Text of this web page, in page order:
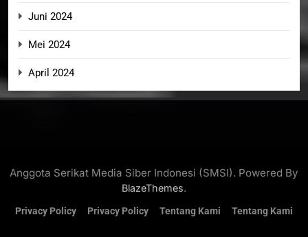
Juni 2024
Mei 2024
April 2024
Anggota Serikat Media Siber Indonesi (SMSI). Powered By
BlazeThemes.
Privacy Policy Privacy Policy Tentang Kami Tentang Kami